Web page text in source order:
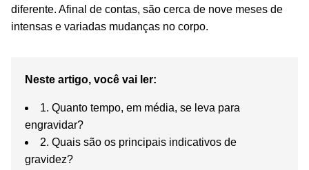
diferente. Afinal de contas, são cerca de nove meses de
intensas e variadas mudanças no corpo.
Neste artigo, você vai ler:
1. Quanto tempo, em média, se leva para
engravidar?
2. Quais são os principais indicativos de
gravidez?